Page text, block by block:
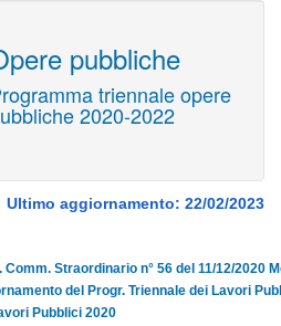
pubbliche
triennale opere
2020-2022
Ultimo aggiornamento: 22/02/2023
Comm. Straordinario n° 56 del 11/12/2020
del Progr. Triennale dei Lavori
Pubblici 2020